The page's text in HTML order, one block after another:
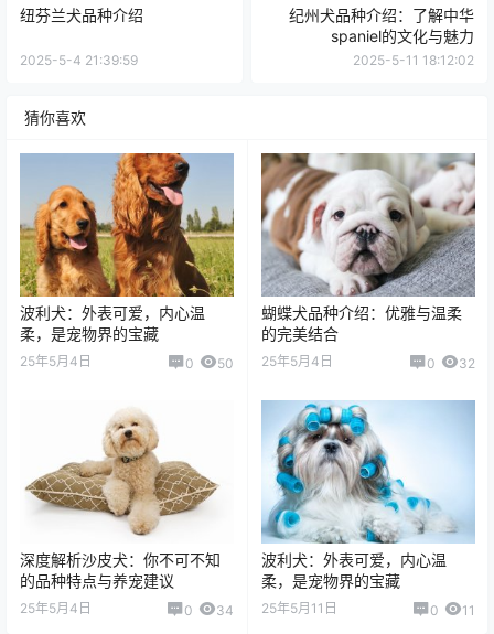
纽芬兰犬品种介绍
2025-5-4 21:39:59
纪州犬品种介绍：了解中华
spaniel的文化与魅力
2025-5-11 18:12:02
猜你喜欢
波利犬：外表可爱，内心温
柔，是宠物界的宝藏
25年5月4日 0 50
蝴蝶犬品种介绍：优雅与温柔
的完美结合
25年5月4日 0 32
深度解析沙皮犬：你不可不知
的品种特点与养宠建议
25年5月4日 0 34
波利犬：外表可爱，内心温
柔，是宠物界的宝藏
25年5月11日 0 11